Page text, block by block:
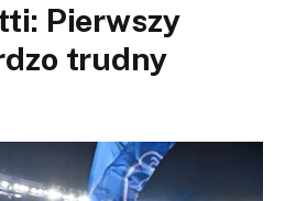
Pierwszy
trudny